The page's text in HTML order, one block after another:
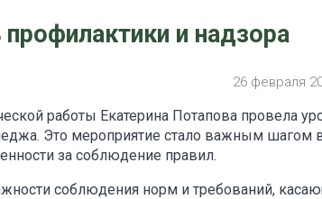
и надзора
26 февраля
работы Екатерина Потапова провела
Это мероприятие стало важным шагом
за соблюдение правил.
соблюдения норм и требований,